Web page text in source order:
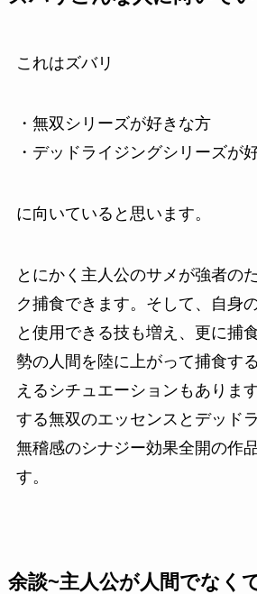
これはズバリ
・無双シリーズが好きな方
・デッドライジングシリーズが
に向いていると思います。
とにかく主人公のサメが強者の
ク捕食できます。そして、自身
と使用できる技も増え、更に捕
勢の人間を陸に上がって捕食す
えるシチュエーションもあります
する無双のエッセンスとデッド
無稽感のシナジー効果全開の作
す。
余談~主人公が人間でなく